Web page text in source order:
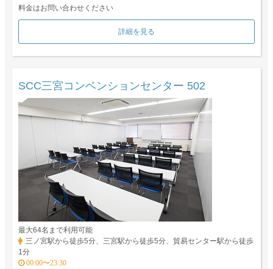
料金はお問い合わせください
詳細を見る
SCC三宮コンベンションセンター 502
最大64名まで利用可能
三ノ宮駅から徒歩5分、三宮駅から徒歩5分、貿易センター駅から徒歩
1分
00:00〜23:30